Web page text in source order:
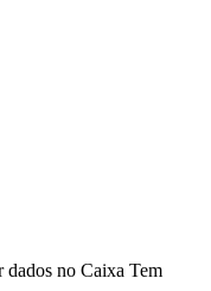
dados no Caixa Tem